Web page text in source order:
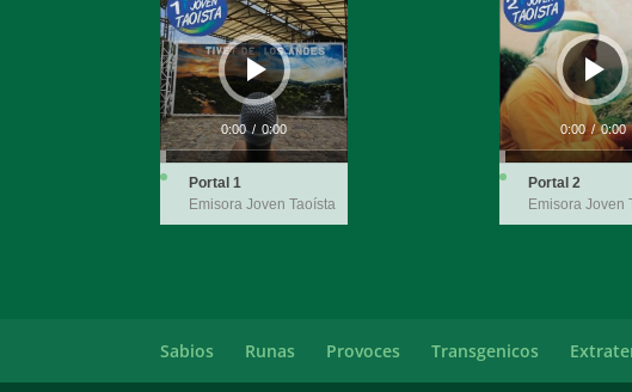
de
audio
0:00 / 0:00
Portal 1
Emisora Joven Taoísta
de
audio
0:00 / 0:00
Portal 2
Emisora Joven
Sabios Runas Provoces Transgenicos